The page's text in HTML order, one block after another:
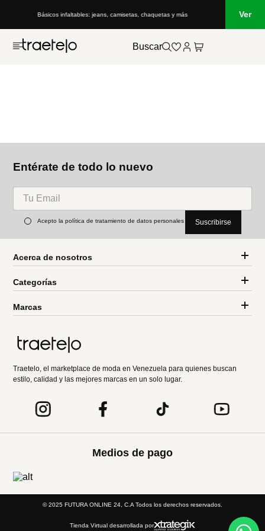
Básicos infaltables: jeans, camisetas, chaquetas y más Ver
Buscar
Entérate de todo lo nuevo
Acepto la política de tratamiento de datos personales Suscribirse
Acerca de nosotros
Categorías
Marcas
Traetelo, el marketplace de moda en Venezuela para quienes buscan
estilo, calidad y las mejores marcas en un solo lugar.
Medios de pago
© 2025 FUTURA ONLINE 24, C.A Todos los derechos reservados.
Tienda Virtual desarrollada por